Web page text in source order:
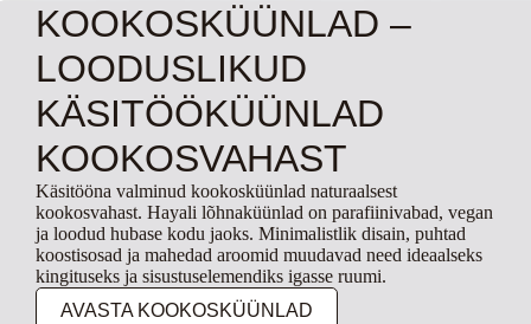
KOOKOSKÜÜNLAD –
LOODUSLIKUD
KÄSITÖÖKÜÜNLAD
KOOKOSVAHAST
Käsitööna valminud kookosküünlad naturaalsest
kookosvahast. Hayali lõhnaküünlad on parafiinivabad, vegan
ja loodud hubase kodu jaoks. Minimalistlik disain, puhtad
koostisosad ja mahedad aroomid muudavad need ideaalseks
kingituseks ja sisustuselemendiks igasse ruumi.
AVASTA KOOKOSKÜÜNLAD